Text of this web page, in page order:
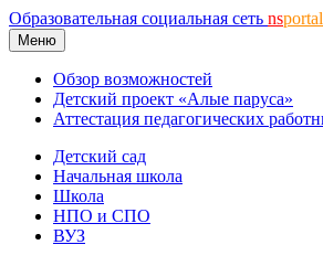
Образовательная социальная сеть ns
Меню
Обзор возможностей
Детский проект «Алые паруса»
Аттестация педагогических
Детский сад
Начальная школа
Школа
НПО и СПО
ВУЗ